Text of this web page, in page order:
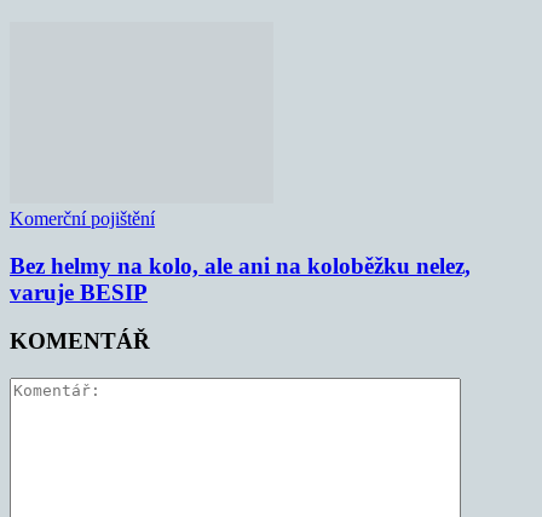
Komerční pojištění
Bez helmy na kolo, ale ani na koloběžku nelez,
varuje BESIP
KOMENTÁŘ